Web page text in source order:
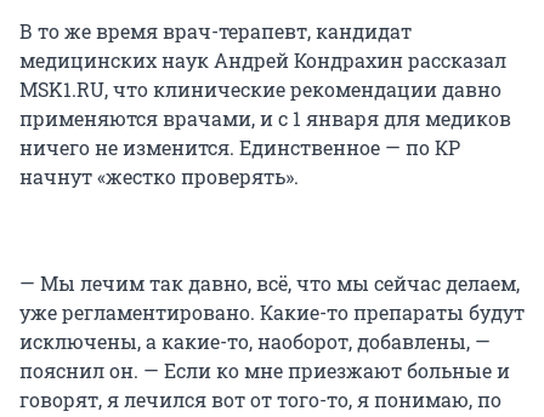
В то же время врач-терапевт, кандидат
медицинских наук Андрей Кондрахин рассказал
MSK1.RU, что клинические рекомендации давно
применяются врачами, и с 1 января для медиков
ничего не изменится. Единственное — по КР
начнут «жестко проверять».
— Мы лечим так давно, всё, что мы сейчас делаем,
уже регламентировано. Какие-то препараты будут
исключены, а какие-то, наоборот, добавлены, —
пояснил он. — Если ко мне приезжают больные и
говорят, я лечился вот от того-то, я понимаю, по